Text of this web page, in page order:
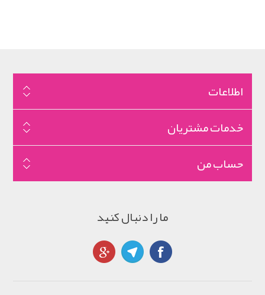
اطلاعات
خدمات مشتریان
حساب من
ما را دنبال کنید